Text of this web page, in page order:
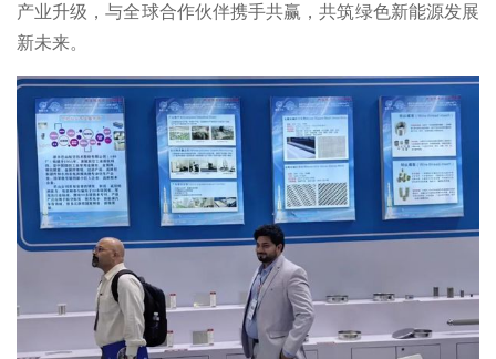
产业升级，与全球合作伙伴携手共赢，共筑绿色新能源发展
新未来。